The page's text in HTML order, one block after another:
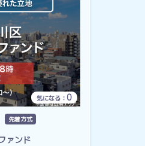
気になる： 0
先着方式
ァンド